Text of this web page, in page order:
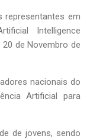
representantes em
Intelligence
de Novembro de
nacionais do
Artificial para
de jovens, sendo